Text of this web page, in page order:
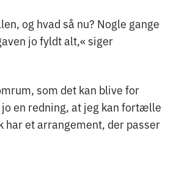
og hvad så nu? Nogle gange
jo fyldt alt,« siger
som det kan blive for
en redning, at jeg kan fortælle
har et arrangement, der passer